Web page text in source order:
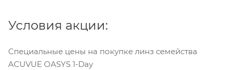
Условия акции:
Специальные цены на покупке линз семейства
ACUVUE OASYS 1-Day